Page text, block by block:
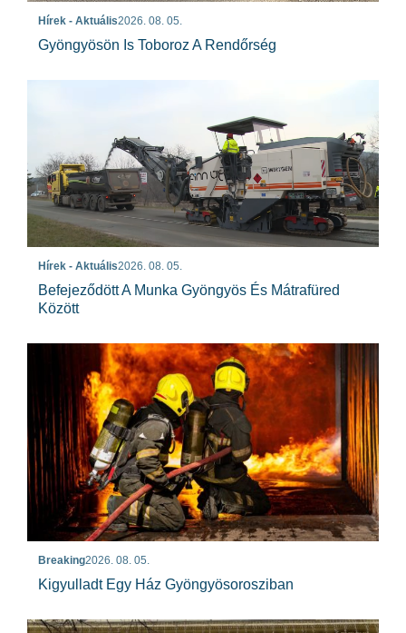
Hírek - Aktuális2026. 08. 05.
Gyöngyösön Is Toboroz A Rendőrség
Hírek - Aktuális2026. 08. 05.
Befejeződött A Munka Gyöngyös És Mátrafüred
Között
Breaking2026. 08. 05.
Kigyulladt Egy Ház Gyöngyösorosziban